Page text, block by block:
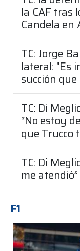
la CAF tras
Candela en
TC: Jorge
lateral: "Es
succión
TC: Di
“No estoy
que Trucco
TC: Di
me atendió”
F1